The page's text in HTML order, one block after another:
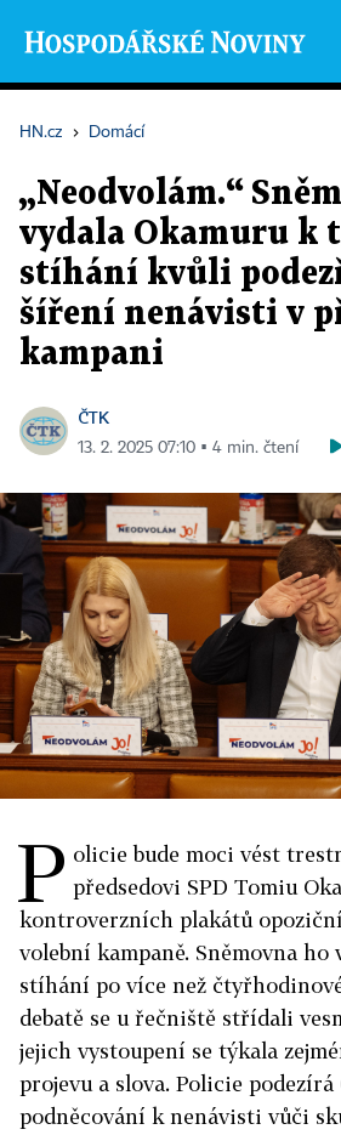
HN.cz › Domácí
„Neodvolám.“
vydala Okamuru k
stíhání kvůli
šíření nenávisti v
kampani
ČTK
13. 2. 2025 07:10 ▪ 4 min. čtení
P olicie bude moci vést
předsedovi SPD Tomiu
kontroverzních plakátů
volební kampaně. Sněmovna ho
stíhání po více než
debatě se u řečniště střídali
jejich vystoupení se týkala
projevu a slova. Policie podezírá
podněcování k nenávisti vůči